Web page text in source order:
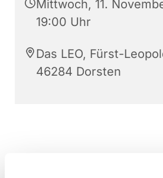
Mittwoch, 11.
19:00 Uhr
Das LEO, Fürst-
46284 Dorsten